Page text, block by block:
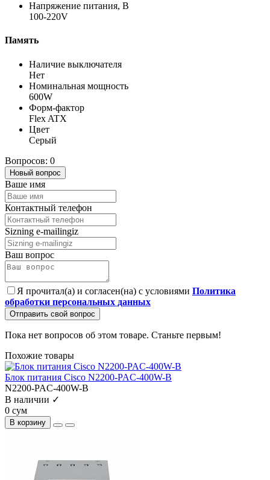
Напряжение питания, В
100-220V
Память
Наличие выключателя
Нет
Номинальная мощность
600W
Форм-фактор
Flex ATX
Цвет
Серый
Вопросов: 0
Новый вопрос
Ваше имя
Контактный телефон
Sizning e-mailingiz
Ваш вопрос
Я прочитал(а) и согласен(на) с условиями Политика
обработки персональных данных
Отправить свой вопрос
Пока нет вопросов об этом товаре. Станьте первым!
Похожие товары
Блок питания Cisco N2200-PAC-400W-B
N2200-PAC-400W-B
В наличии ✓
0 сум
В корзину